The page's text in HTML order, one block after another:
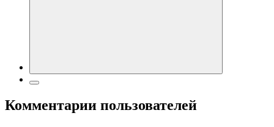
Комментарии пользователей